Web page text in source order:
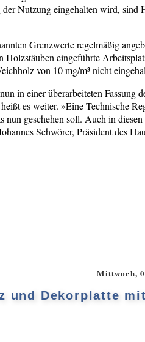
Nutzung eingehalten wird, sind
Grenzwerte regelmäßig
Holzstäuben eingeführte
von 10 mg/m³ nicht
in einer überarbeiteten Fassung
es weiter. »Eine Technische
geschehen soll. Auch in
Schwörer, Präsident des
Mittwoch,
und Dekorplatte mit